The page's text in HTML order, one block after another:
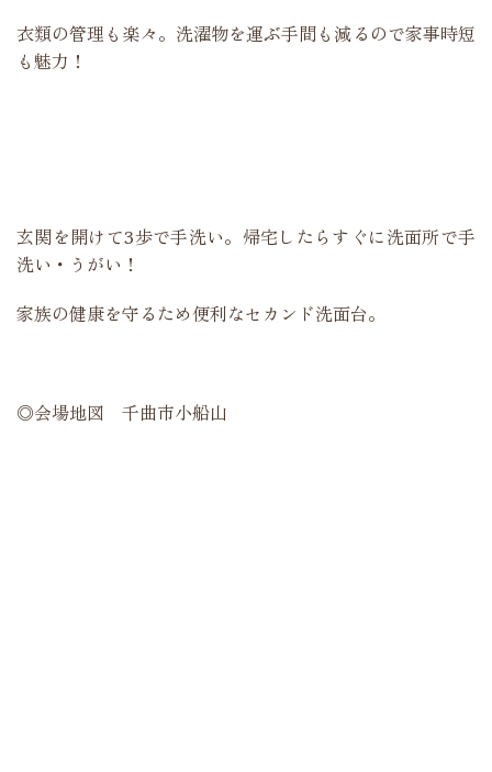
衣類の管理も楽々。洗濯物を運ぶ手間も減るので家事時短
も魅力！
玄関を開けて3歩で手洗い。帰宅したらすぐに洗面所で手
洗い・うがい！
家族の健康を守るため便利なセカンド洗面台。
◎会場地図 千曲市小船山